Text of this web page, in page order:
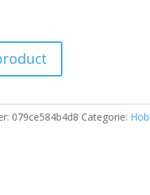
079ce584b4d8 Categorie: